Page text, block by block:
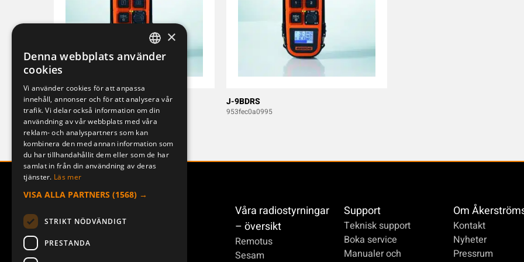
J-9BRS
d30ae3e33ac0
J-9BDRS
953fec0a0995
Våra radiostyrningar
– översikt
Remotus
Sesam
Support
Teknisk support
Boka service
Manualer och
Om
Kontakt
Nyheter
Pressrum
SWEDISH
DEUTSCH
×
Denna webbplats använder
cookies
Vi använder cookies för att anpassa
innehåll, annonser och för att analysera vår
trafik. Vi delar också information om din
användning av vår webbplats med våra
reklam- och analyspartners som kan
kombinera den med annan information som
du har tillhandahållit dem eller som de har
samlat in från din användning av deras
tjänster. Läs mer
VISA ALLA PARTNERS (1568) →
STRIKT NÖDVÄNDIGT
PRESTANDA